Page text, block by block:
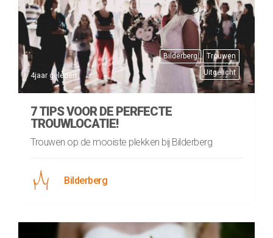
Bilderberg
Trouwen
Uitgelicht
4jaar geleden
7 TIPS VOOR DE PERFECTE
TROUWLOCATIE!
Trouwen op de mooiste plekken bij Bilderberg
Bilderberg